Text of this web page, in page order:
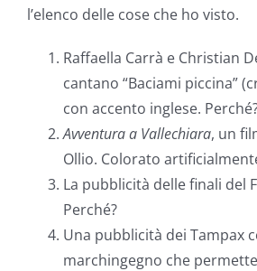
l’elenco delle cose che ho visto.
Raffaella Carrà e Christian
cantano “Baciami piccina”
con accento inglese.
Avventura a Vallechiara, un
Ollio. Colorato
La pubblicità delle finali del
Perché?
Una pubblicità dei Tampax
marchingegno che